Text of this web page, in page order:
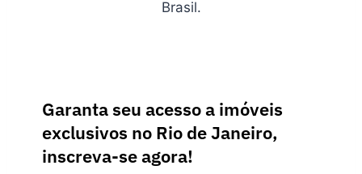
Brasil.
Garanta seu acesso a imóveis
exclusivos no Rio de Janeiro,
inscreva-se agora!